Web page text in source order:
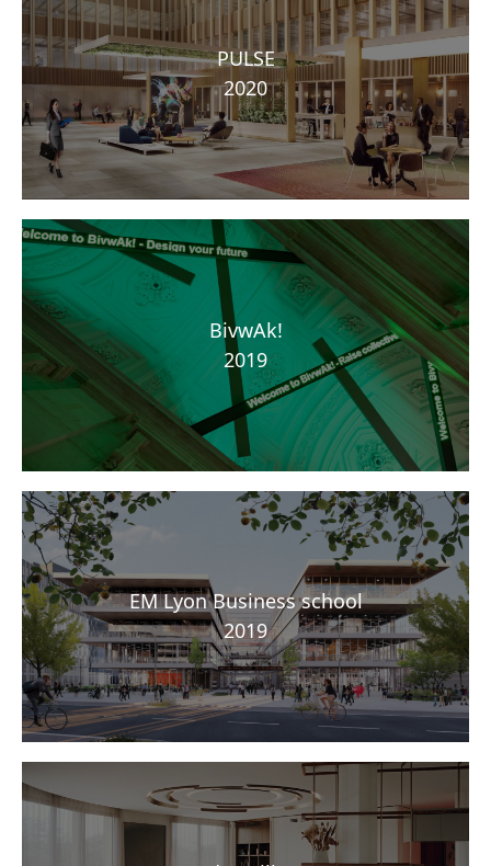
PULSE
2020
BivwAk!
2019
EM Lyon Business school
2019